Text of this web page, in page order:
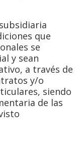
que
se
y sean
a través de
y/o
siendo
de las